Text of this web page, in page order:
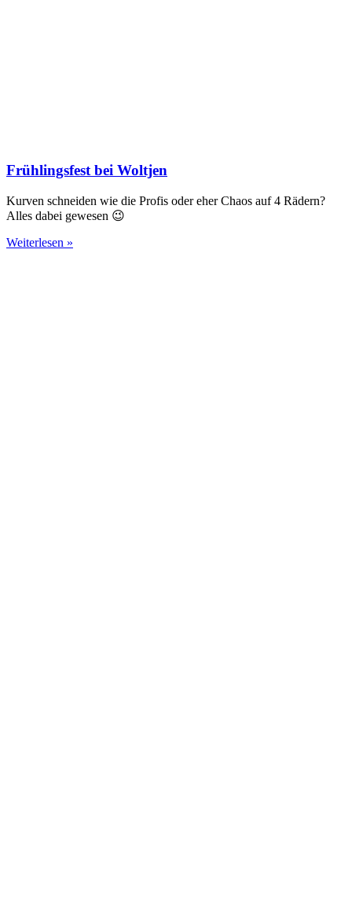
Frühlingsfest bei Woltjen
Kurven schneiden wie die Profis oder eher Chaos auf 4 Rädern?
Alles dabei gewesen 😉
Weiterlesen »